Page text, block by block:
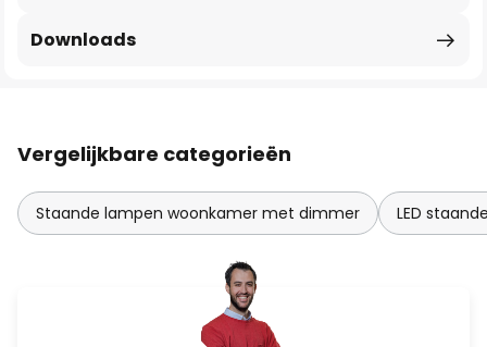
Downloads
Vergelijkbare categorieën
Staande lampen woonkamer met dimmer LED